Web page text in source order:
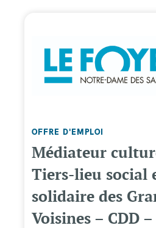
OFFRE D'EMPLOI
Médiateur
Tiers-lieu social
solidaire des
Voisines – CDD